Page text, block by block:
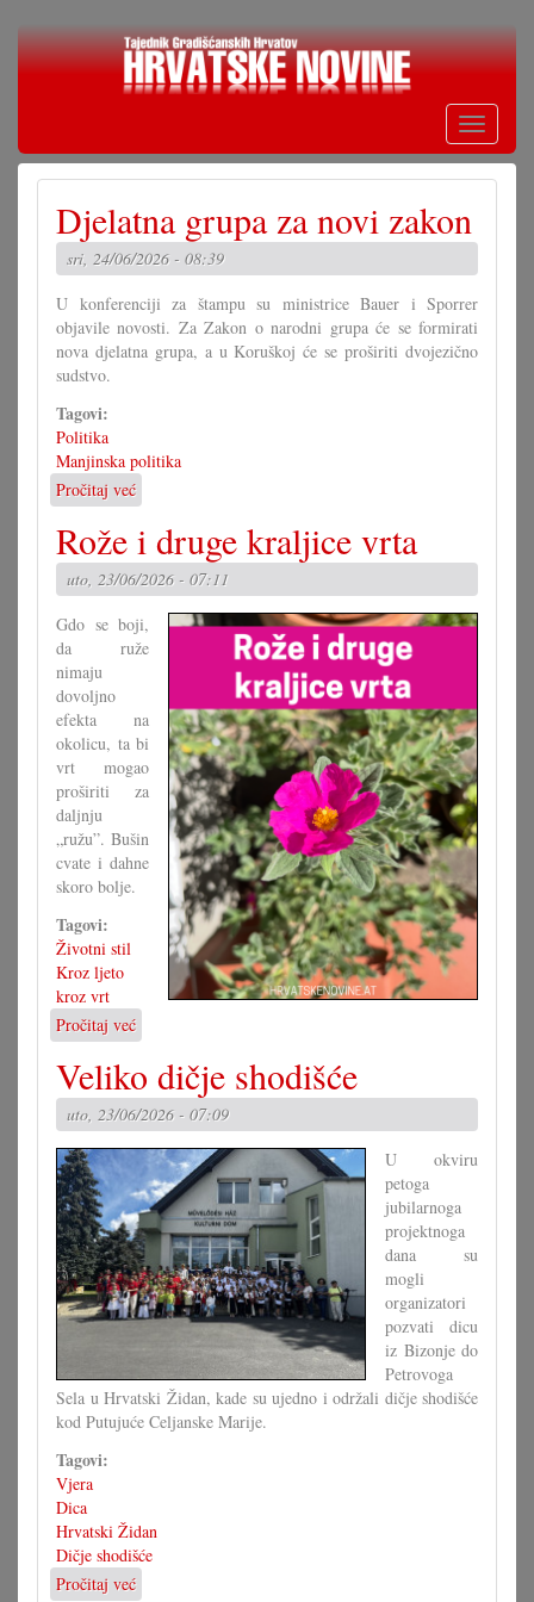
Skoči
Toggle
Djelatna grupa za novi zakon
sri, 24/06/2026 - 08:39
U konferenciji za štampu su ministrice Bauer i Sporrer
objavile novosti. Za Zakon o narodni grupa će se formirati
nova djelatna grupa, a u Koruškoj će se proširiti dvojezično
sudstvo.
Tagovi:
Politika
Manjinska politika
Pročitaj već
Djelatna
grupa
za
novi
zakon
Rože i druge kraljice vrta
uto, 23/06/2026 - 07:11
Gdo se boji,
da ruže
nimaju
dovoljno
efekta na
okolicu, ta bi
vrt mogao
proširiti za
daljnju
„ružu”. Bušin
cvate i dahne
skoro bolje.
Tagovi:
Životni stil
Kroz ljeto
kroz vrt
Pročitaj već
Rože
i
druge
kraljice
vrta
Veliko dičje shodišće
uto, 23/06/2026 - 07:09
U okviru
petoga
jubilarnoga
projektnoga
dana su
mogli
organizatori
pozvati dicu
iz Bizonje do
Petrovoga
Sela u Hrvatski Židan, kade su ujedno i održali dičje shodišće
kod Putujuće Celjanske Marije.
Tagovi:
Vjera
Dica
Hrvatski Židan
Dičje shodišće
Pročitaj već